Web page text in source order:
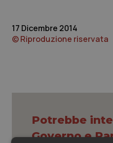
Veneto
Oncoematologia
Psoriasi & pelle
Quotidiano
17 Dicembre 2014
© Riproduzione riservata
Potrebbe
Governo e